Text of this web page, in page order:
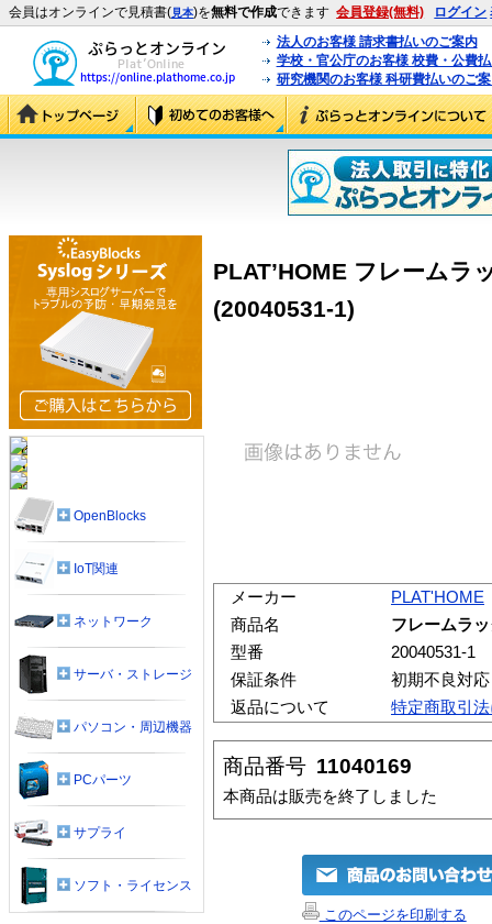
会員はオンラインで見積書(見本)を無料で作成できます 会員登録(無料) ログイン
法人のお客様 請求書払いのご案内
学校・官公庁のお客様 校費・公費
研究機関のお客様 科研費払いのご
PLAT’HOME フレームラ
(20040531-1)
メーカー
PLAT'HOME
商品名
フレームラ
型番
20040531-1
保証条件
初期不良対
返品について
特定商取引
商品番号 11040169
本商品は販売を終了しました
このページを印刷する
OpenBlocks
IoT関連
ネットワーク
サーバ・ストレージ
パソコン・周辺機器
PCパーツ
サプライ
ソフト・ライセンス